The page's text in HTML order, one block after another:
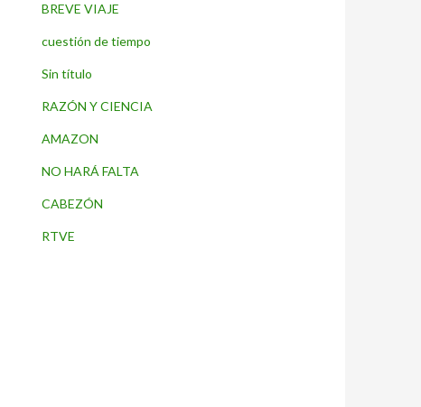
BREVE VIAJE
cuestión de tiempo
Sin título
RAZÓN Y CIENCIA
AMAZON
NO HARÁ FALTA
CABEZÓN
RTVE